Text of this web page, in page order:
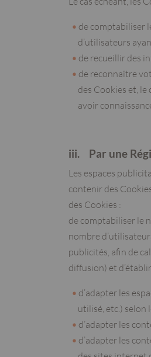
de comptabiliser
d’utilisateurs
de recueillir des
de reconnaître
des Cookies et,
avoir
iii. Par une
Les espaces
contenir des
des Cookies :
de comptabiliser le
nombre
publicités, afin de
diffusion) et
d’adapter les
utilisé, etc.) selon
d’adapter les
d’adapter les